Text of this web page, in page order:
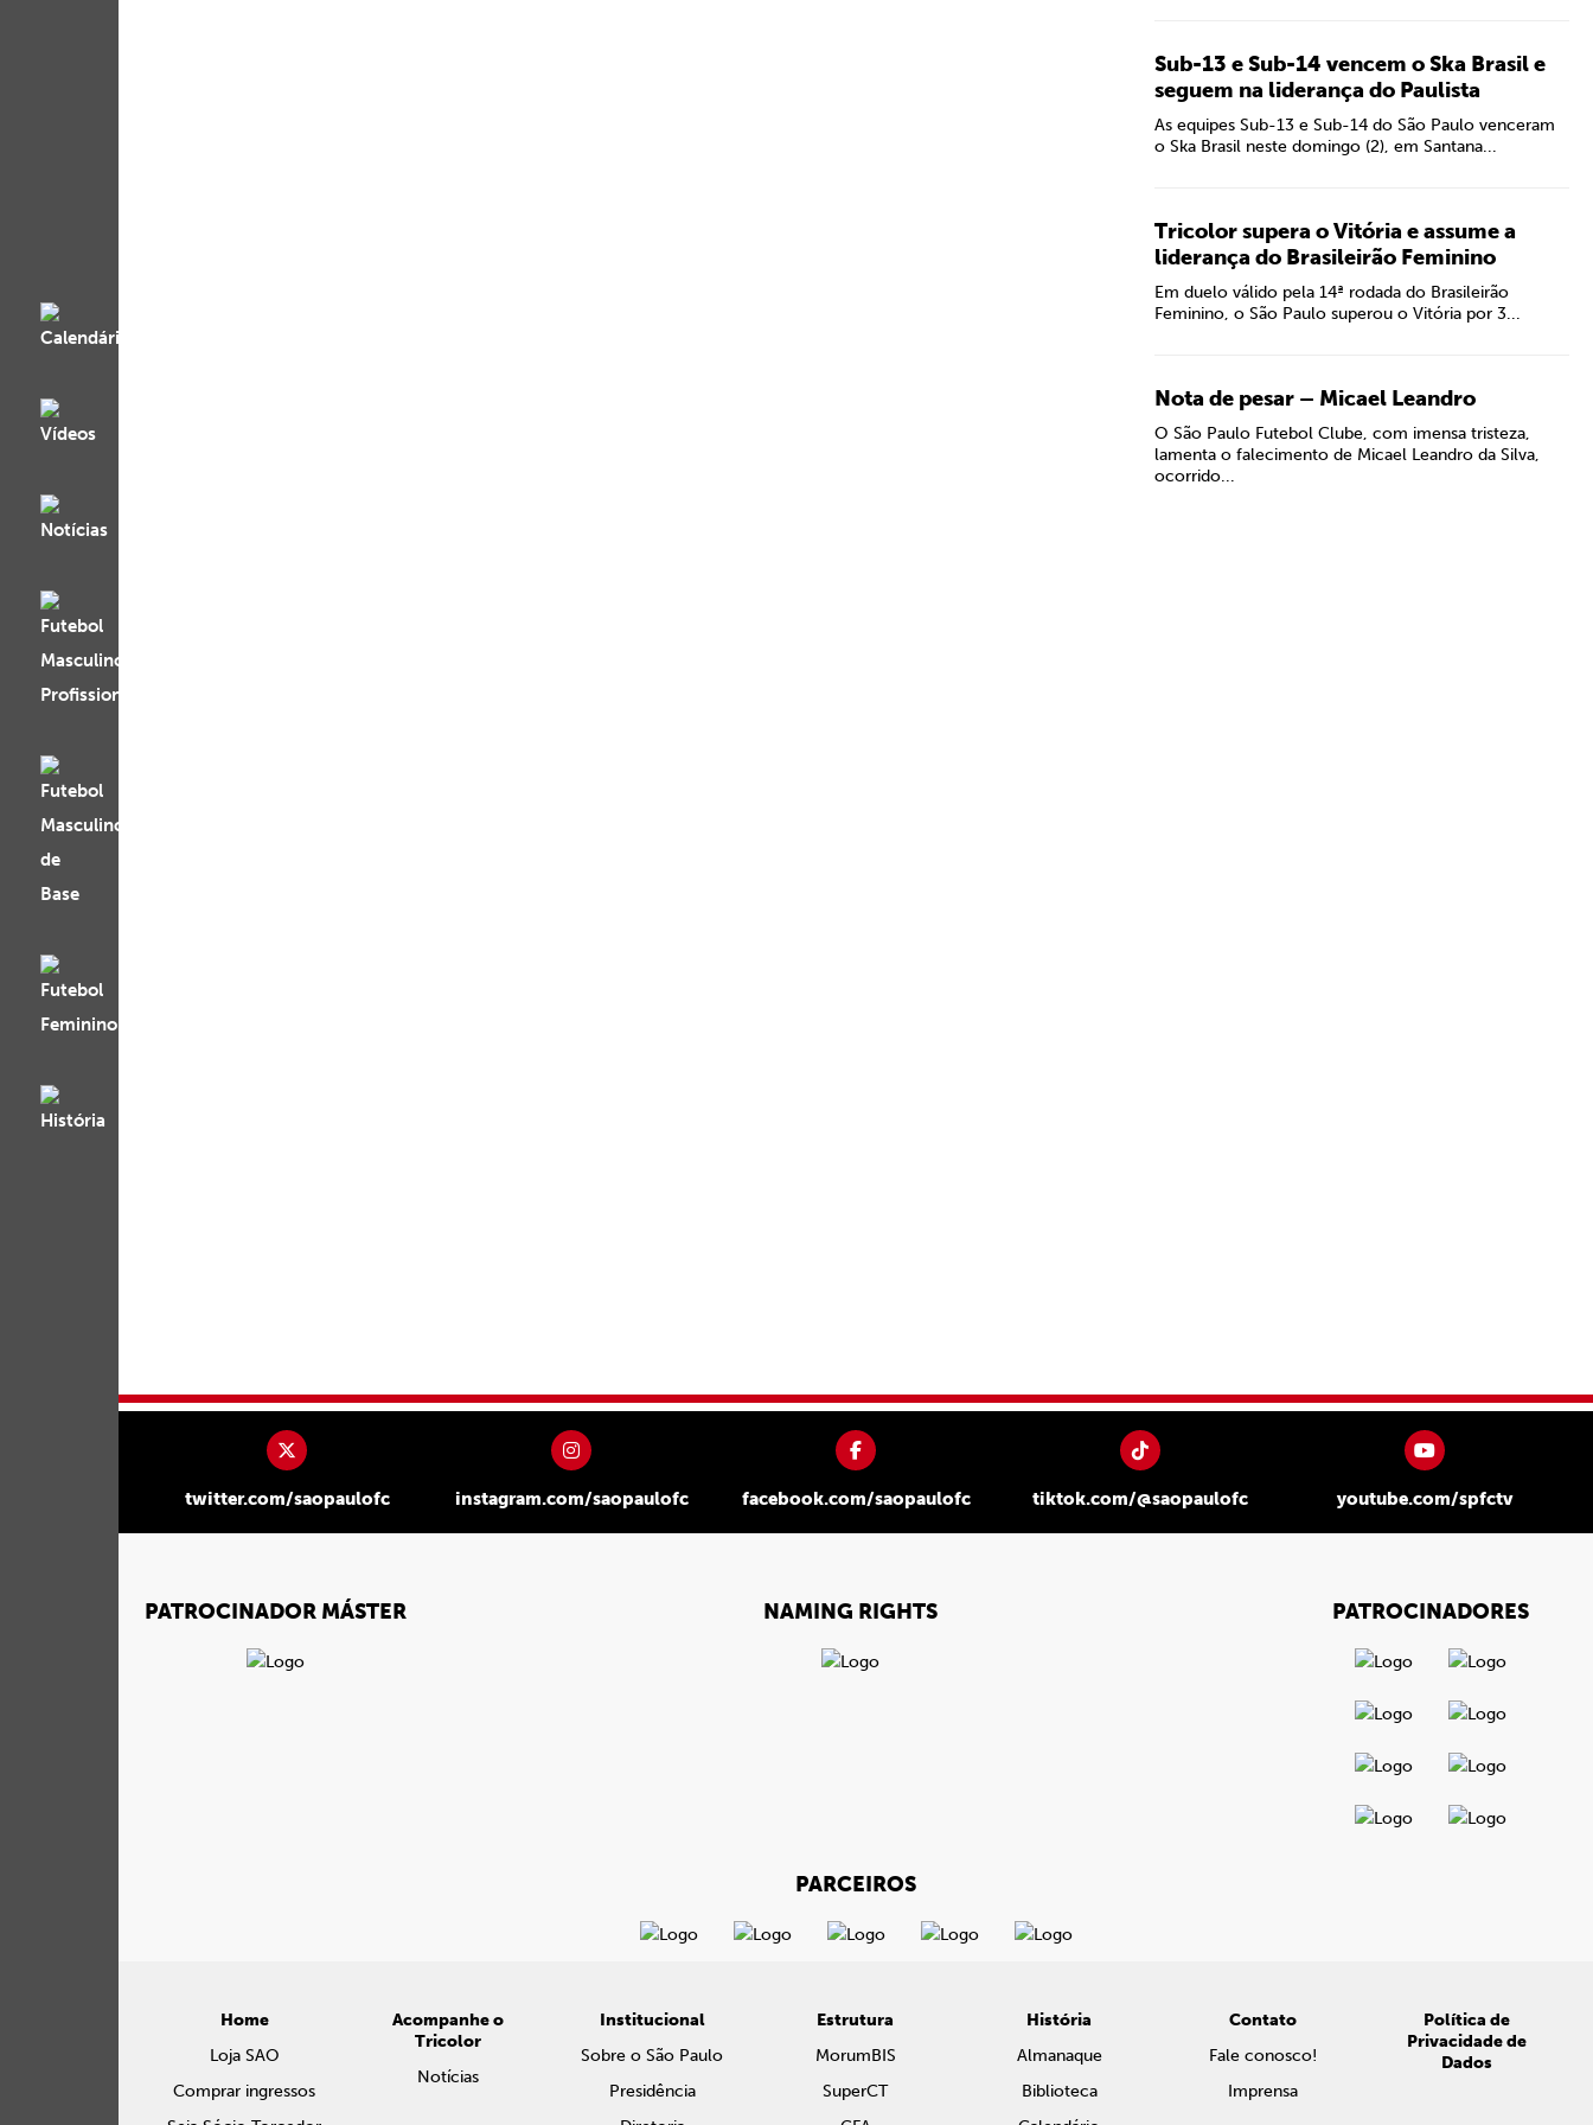
Sub-13 e Sub-14 vencem o Ska Brasil e
seguem na liderança do Paulista
As equipes Sub-13 e Sub-14 do São Paulo venceram
o Ska Brasil neste domingo (2), em Santana...
Tricolor supera o Vitória e assume a
liderança do Brasileirão Feminino
Em duelo válido pela 14ª rodada do Brasileirão
Feminino, o São Paulo superou o Vitória por 3...
Nota de pesar – Micael Leandro
O São Paulo Futebol Clube, com imensa tristeza,
lamenta o falecimento de Micael Leandro da Silva,
ocorrido...
twitter.com/saopaulofc instagram.com/saopaulofc facebook.com/saopaulofc tiktok.com/@saopaulofc youtube.com/spfctv
PATROCINADOR MÁSTER NAMING RIGHTS PATROCINADORES
PARCEIROS
Home
Loja SAO
Comprar ingressos
Acompanhe o
Tricolor
Notícias
Institucional
Sobre o São Paulo
Presidência
Estrutura
MorumBIS
SuperCT
História
Almanaque
Biblioteca
Contato
Fale conosco!
Imprensa
Política de
Privacidade de
Dados